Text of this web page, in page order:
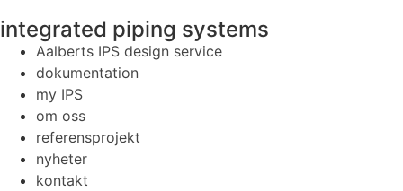
integrated piping systems
Aalberts IPS design service
dokumentation
my IPS
om oss
referensprojekt
nyheter
kontakt